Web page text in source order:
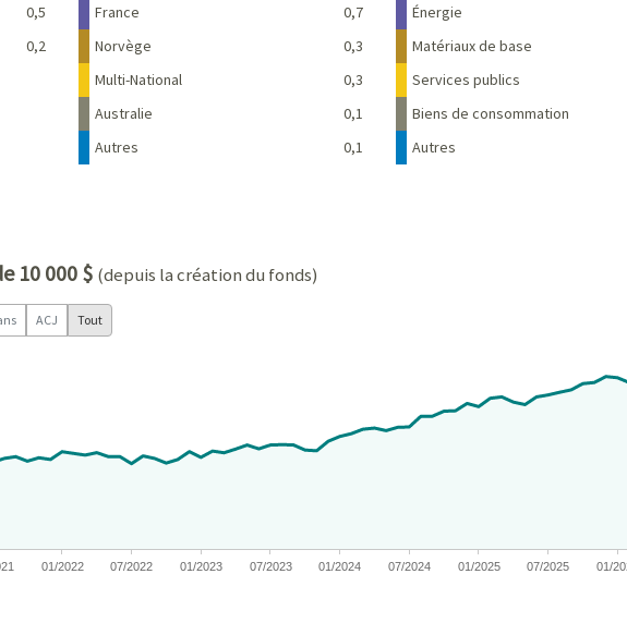
0,5
0,2
France
0,7
Norvège
0,3
Multi-National
0,3
Australie
0,1
Autres
0,1
Énergie
Matériaux de base
Services publics
Biens de consommation
Autres
10 000 $ (depuis la création du fonds)
ACJ Tout
Data ranges from 2019-11-04 00:00:00 to 2026-06-30 00:00:00.
Data ranges from -13.769976177177995 to 81.65041744514801.
01/2022 07/2022 01/2023 07/2023 01/2024 07/2024 01/2025 07/2025 01/